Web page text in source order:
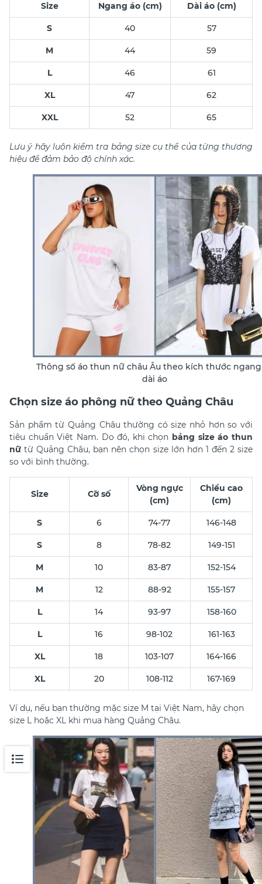
Size Ngang áo (cm) Dài áo (cm)
S 40 57
M 44 59
L 46 61
XL 47 62
XXL 52 65
Lưu ý hãy luôn kiểm tra bảng size cụ thể của từng thương
hiệu để đảm bảo độ chính xác.
Thông số áo thun nữ châu Âu theo kích thước ngang
dài áo
Chọn size áo phông nữ theo Quảng Châu
Sản phẩm từ Quảng Châu thường có size nhỏ hơn so với
tiêu chuẩn Việt Nam. Do đó, khi chọn bảng size áo thun
nữ từ Quảng Châu, bạn nên chọn size lớn hơn 1 đến 2 size
so với bình thường.
Size Cỡ số
Vòng ngực
(cm)
Chiều cao
(cm)
S 6 74-77 146-148
S 8 78-82 149-151
M 10 83-87 152-154
M 12 88-92 155-157
L 14 93-97 158-160
L 16 98-102 161-163
XL 18 103-107 164-166
XL 20 108-112 167-169
Ví dụ, nếu bạn thường mặc size M tại Việt Nam, hãy chọn
size L hoặc XL khi mua hàng Quảng Châu.